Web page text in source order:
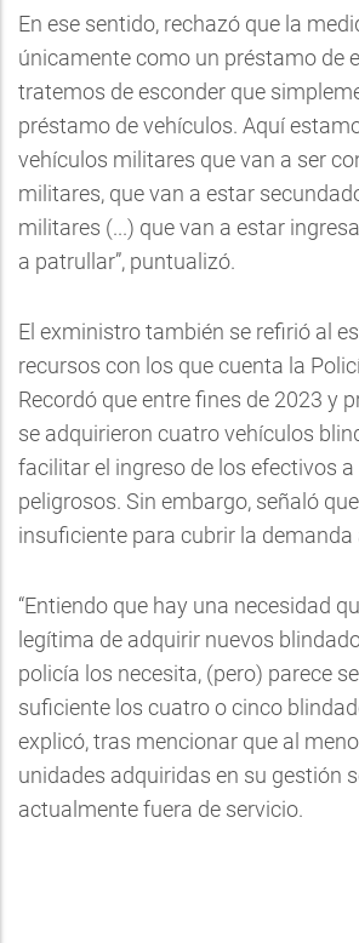
En ese sentido, rechazó que la
únicamente como un préstamo de
tratemos de esconder que
préstamo de vehículos. Aquí
vehículos militares que van a ser
militares, que van a estar
militares (...) que van a estar
a patrullar”, puntualizó.
El exministro también se refirió al
recursos con los que cuenta la
Recordó que entre fines de 2023 y
se adquirieron cuatro vehículos
facilitar el ingreso de los efectivos
peligrosos. Sin embargo, señaló
insuficiente para cubrir la demanda
“Entiendo que hay una necesidad
legítima de adquirir nuevos
policía los necesita, (pero) parece
suficiente los cuatro o cinco
explicó, tras mencionar que al
unidades adquiridas en su gestión
actualmente fuera de servicio.